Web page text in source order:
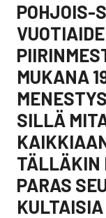
POHJOIS-
MUKANA
SILLÄ
TÄLLÄKIN
PARAS
KULTAISIA